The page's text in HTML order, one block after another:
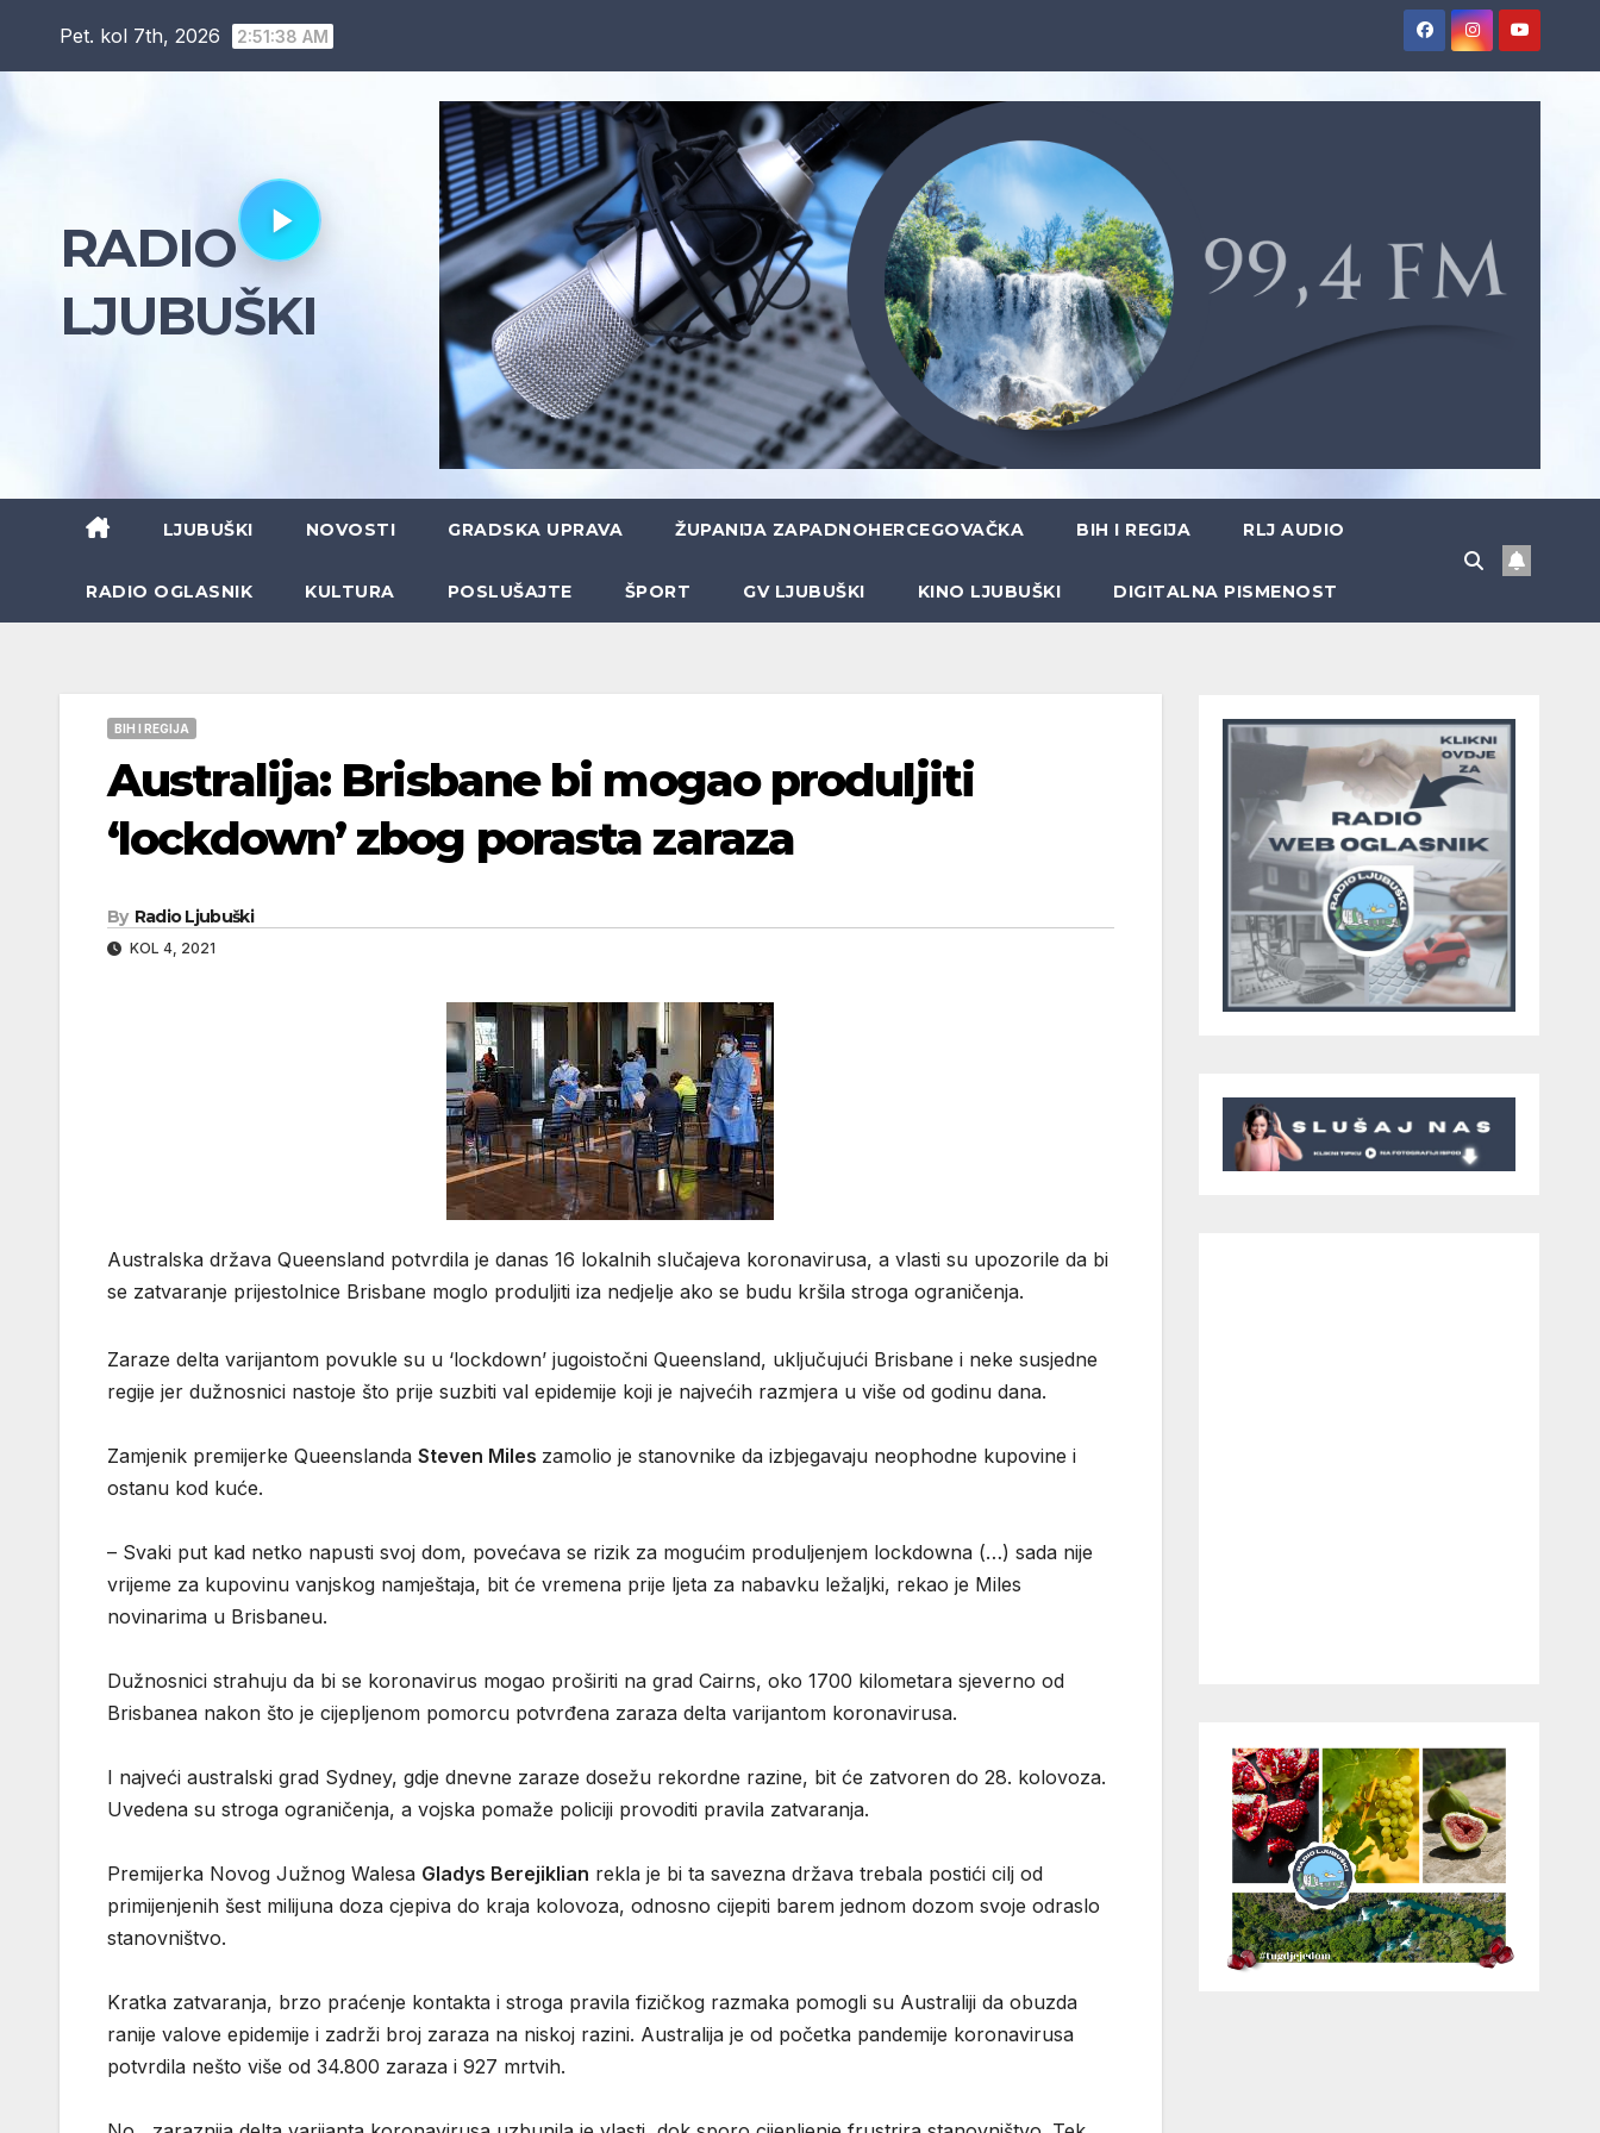
Pet. kol 7th, 2026 2:51:39 AM
RADIO
LJUBUŠKI
LJUBUŠKI NOVOSTI GRADSKA UPRAVA ŽUPANIJA ZAPADNOHERCEGOVAČKA BIH I REGIJA RLJ AUDIO
RADIO OGLASNIK KULTURA POSLUŠAJTE ŠPORT GV LJUBUŠKI KINO LJUBUŠKI DIGITALNA PISMENOST
BIH I REGIJA
Australija: Brisbane bi mogao produljiti
‘lockdown’ zbog porasta zaraza
By Radio Ljubuški
KOL 4, 2021
Australska država Queensland potvrdila je danas 16 lokalnih slučajeva koronavirusa, a vlasti su upozorile da bi
se zatvaranje prijestolnice Brisbane moglo produljiti iza nedjelje ako se budu kršila stroga ograničenja.
Zaraze delta varijantom povukle su u ‘lockdown’ jugoistočni Queensland, uključujući Brisbane i neke susjedne
regije jer dužnosnici nastoje što prije suzbiti val epidemije koji je najvećih razmjera u više od godinu dana.
Zamjenik premijerke Queenslanda Steven Miles zamolio je stanovnike da izbjegavaju neophodne kupovine i
ostanu kod kuće.
– Svaki put kad netko napusti svoj dom, povećava se rizik za mogućim produljenjem lockdowna (…) sada nije
vrijeme za kupovinu vanjskog namještaja, bit će vremena prije ljeta za nabavku ležaljki, rekao je Miles
novinarima u Brisbaneu.
Dužnosnici strahuju da bi se koronavirus mogao proširiti na grad Cairns, oko 1700 kilometara sjeverno od
Brisbanea nakon što je cijepljenom pomorcu potvrđena zaraza delta varijantom koronavirusa.
I najveći australski grad Sydney, gdje dnevne zaraze dosežu rekordne razine, bit će zatvoren do 28. kolovoza.
Uvedena su stroga ograničenja, a vojska pomaže policiji provoditi pravila zatvaranja.
Premijerka Novog Južnog Walesa Gladys Berejiklian rekla je bi ta savezna država trebala postići cilj od
primijenjenih šest milijuna doza cjepiva do kraja kolovoza, odnosno cijepiti barem jednom dozom svoje odraslo
stanovništvo.
Kratka zatvaranja, brzo praćenje kontakta i stroga pravila fizičkog razmaka pomogli su Australiji da obuzda
ranije valove epidemije i zadrži broj zaraza na niskoj razini. Australija je od početka pandemije koronavirusa
potvrdila nešto više od 34.800 zaraza i 927 mrtvih.